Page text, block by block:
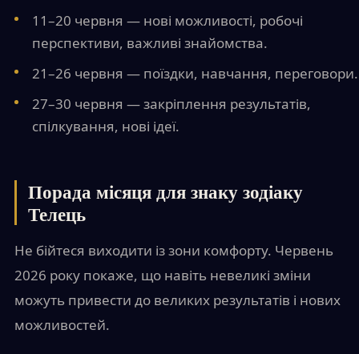
11–20 червня — нові можливості, робочі
перспективи, важливі знайомства.
21–26 червня — поїздки, навчання, переговори.
27–30 червня — закріплення результатів,
спілкування, нові ідеї.
Порада місяця для знаку зодіаку
Телець
Не бійтеся виходити із зони комфорту. Червень
2026 року покаже, що навіть невеликі зміни
можуть привести до великих результатів і нових
можливостей.